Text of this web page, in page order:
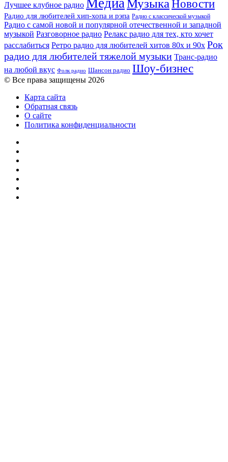
Лучшее клубное радио МедиаМузыкаНовости
Радио для любителей хип-хопа и рэпа Радио с классической музыкой
Радио с самой новой и популярной отечественной и западной
музыкой Разговорное радио Релакс радио для тех, кто хочет
расслабиться Ретро радио для любителей хитов 80х и 90х Рок
радио для любителей тяжелой музыки Транс-радио
на любой вкус Фолк радио Шансон радио Шоу-бизнес
© Все права защищены 2026
Карта сайта
Обратная связь
О сайте
Политика конфиденциальности